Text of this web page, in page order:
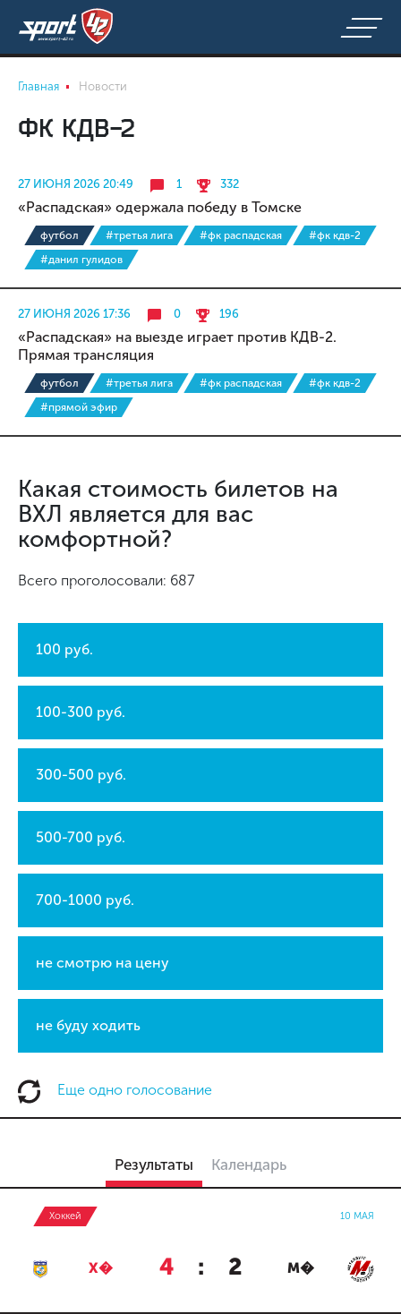
Главная Новости
ФК КДВ-2
27 ИЮНЯ 2026 20:49 1 332
«Распадская» одержала победу в Томске
футбол #третья лига #фк распадская
#фк кдв-2
#данил гулидов
27 ИЮНЯ 2026 17:36 0 196
«Распадская» на выезде играет против КДВ-2.
Прямая трансляция
футбол #третья лига #фк распадская
#фк кдв-2
#прямой эфир
Какая стоимость билетов на
ВХЛ является для вас
комфортной?
Всего проголосовали: 687
100 руб.
100-300 руб.
300-500 руб.
500-700 руб.
700-1000 руб.
не смотрю на цену
не буду ходить
Еще одно голосование
Результаты Календарь
Хоккей 10 МАЯ
Х� 4 : 2 М�